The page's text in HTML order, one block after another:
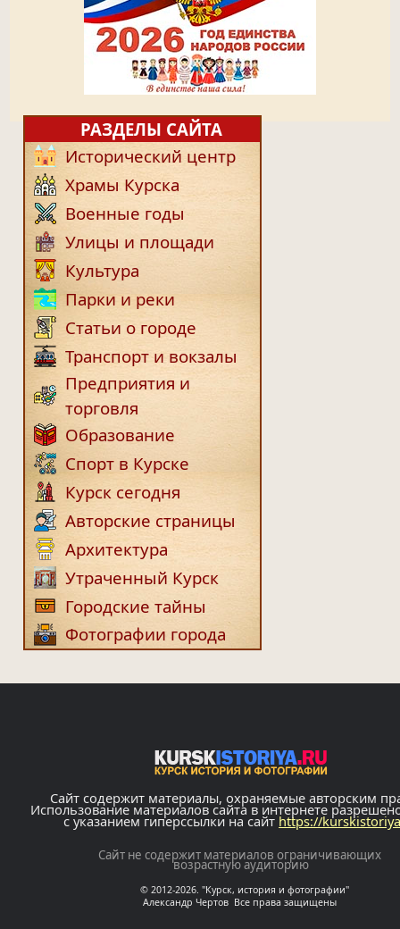
РАЗДЕЛЫ САЙТА
Исторический центр
Храмы Курска
Военные годы
Улицы и площади
Культура
Парки и реки
Статьи о городе
Транспорт и вокзалы
Предприятия и
торговля
Образование
Спорт в Курске
Курск сегодня
Авторские страницы
Архитектура
Утраченный Курск
Городские тайны
Фотографии города
Сайт содержит материалы, охраняемые авторским
Использование материалов сайта в интернете
с указанием гиперссылки на сайт https://
Сайт не содержит материалов ограничивающих
возрастную аудиторию
© 2012-2026. "Курск, история и фотографии"
Александр Чертов Все права защищены